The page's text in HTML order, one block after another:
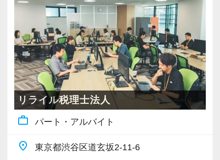
若いメンバーが多く明るい雰囲気で、全員がや
る気に満ちあふれています。
自主性がある方には活躍できる舞台はいくらで
もご用意するので、この業界で何か成し遂げた
い目標がある方は、ぜひ当社の門を叩いてくだ
さい！
【ご紹介が多い安定企業でお客様から一番に信
頼される税務のプロを目指せます】
私達は「税務のプロフェッショナルとしてお客
様に寄り添う」ことが一つの使命です。
会計事務所経験者の方には幅広い業務に携わっ
ていただき、早い段階から部下やチームのマネ
ジメント業務にも挑戦できます！これまでの経
験・知識を活かしながら、さらに上のステージ
でキャリアアップをしませんか？
【対象業種100種以上！節税・融資・税務調査に
強い税理士法人です】
創業以来17年連続増収増益、顧問先数2500以
上、全国6拠点で安定的に成長中です。
リライル税理士法人
work_outline パート・アルバイト
place 東京都渋谷区道玄坂2-11-6